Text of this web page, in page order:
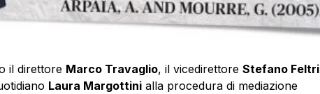
il direttore Marco Travaglio, il vicedirettore Stefano Feltri
Laura Margottinialla procedura di mediazione